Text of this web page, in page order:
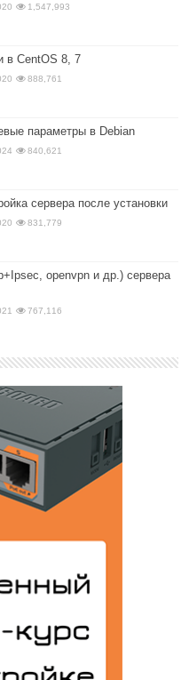
1,547,993
в CentOS 8, 7
888,761
параметры в Debian
840,621
сервера после установки
831,779
openvpn и др.) сервера
767,116